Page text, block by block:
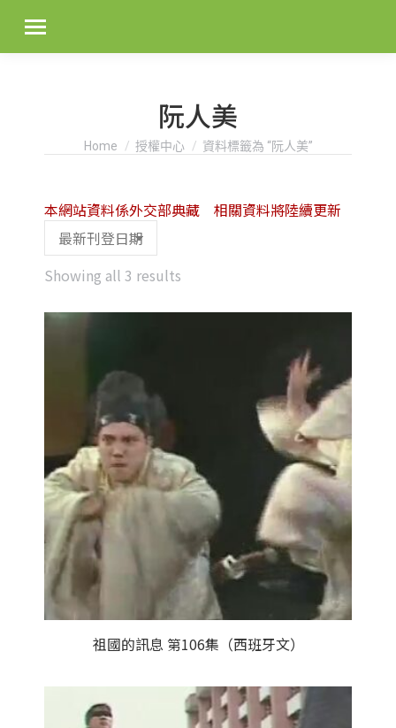
阮人美
You are here:
Home 授權中心 資料標籤為 “阮人美”
Showing all 3 results
latest
本網站資料係外交部典藏 相關資料將陸續更新
祖國的訊息 第106集（西班牙文）